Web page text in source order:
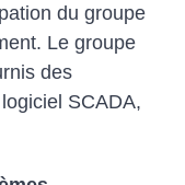
du groupe
Le groupe
des
SCADA,